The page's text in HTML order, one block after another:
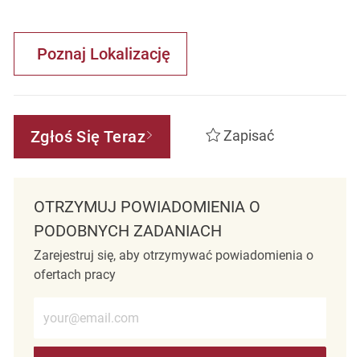
Poznaj Lokalizację
Zgłoś Się Teraz Zapisać
OTRZYMUJ POWIADOMIENIA O
PODOBNYCH ZADANIACH
Zarejestruj się, aby otrzymywać powiadomienia o
ofertach pracy